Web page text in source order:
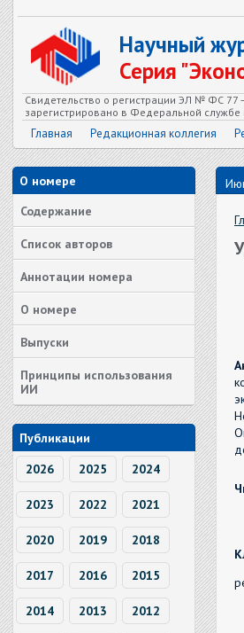
Научный
Серия
Свидетельство о регистрации ЭЛ № ФС 77
зарегистрировано в Федеральной
Главная Редакционная коллегия
О номере
Содержание
Список авторов
Аннотации номера
О номере
Выпуски
Принципы использования
ИИ
Публикации
2026
2025 2024
2023 2022 2021
2020 2019 2018
2017 2016 2015
2014 2013 2012